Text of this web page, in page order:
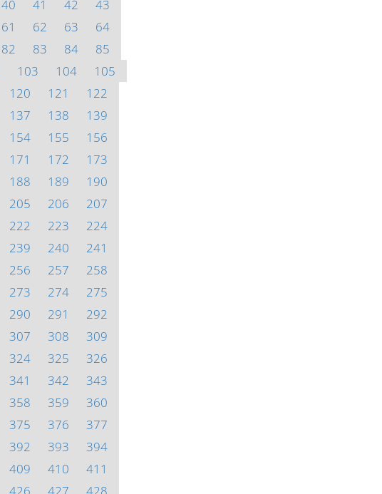
40 41 42
43
61 62 63
64
82 83 84
85
103 104
105
120 121
122
137 138
139
154 155
156
171 172
173
188 189
190
205 206
207
222 223
224
239 240
241
256 257
258
273 274
275
290 291
292
307 308
309
324 325
326
341 342
343
358 359
360
375 376
377
392 393
394
409 410
411